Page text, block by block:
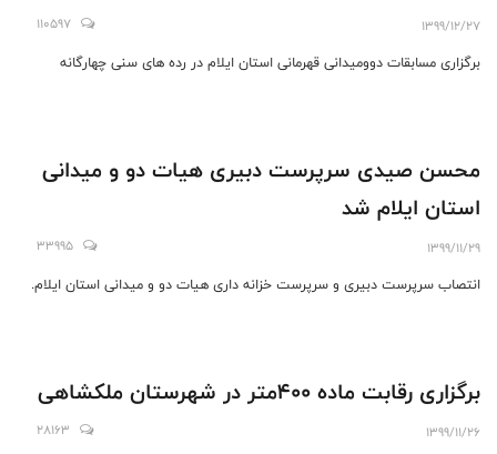
1399/12/27
110597
برگزاری مسابقات دوومیدانی قهرمانی استان ایلام در رده های سنی چهارگانه
محسن صیدی سرپرست دبیری هیات دو و میدانی
استان ایلام شد
1399/11/29
33995
انتصاب سرپرست دبیری و سرپرست خزانه داری هیات دو و میدانی استان ایلام.
برگزاری رقابت ماده ۴۰۰متر در شهرستان ملکشاهی
1399/11/26
28163